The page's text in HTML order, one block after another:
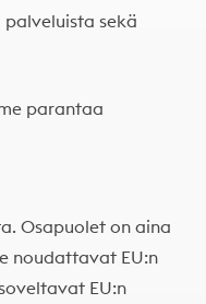
sekä
parantaa
Osapuolet on aina
noudattavat EU:n
EU:n